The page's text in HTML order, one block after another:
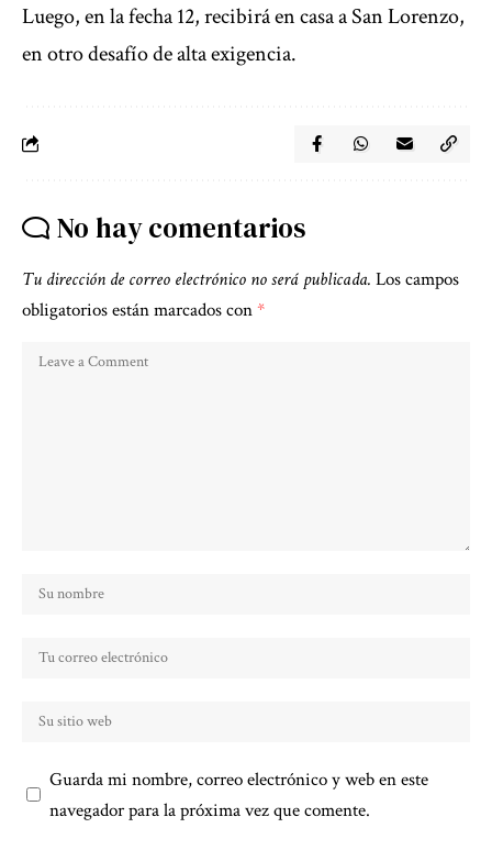
Luego, en la fecha 12, recibirá en casa a San Lorenzo,
en otro desafío de alta exigencia.
No hay comentarios
Tu dirección de correo electrónico no será publicada. Los campos
obligatorios están marcados con*
Guarda mi nombre, correo electrónico y web en este
navegador para la próxima vez que comente.